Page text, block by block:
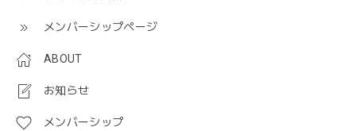
メンバーシップページ
ABOUT
お知らせ
メンバーシップ